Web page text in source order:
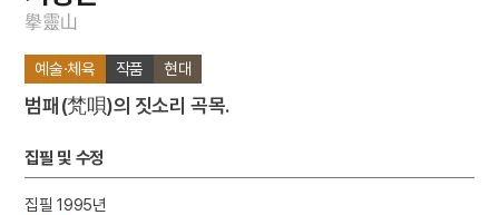
만파식적 설화
8 세종
10 영도중학교
1
擧靈山
예술·체육 작품 현대
범패(梵唄)의 짓소리 곡목.
집필 및 수정
집필 1995년